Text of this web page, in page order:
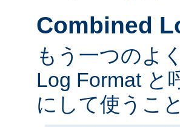
Combined
もう一つのよ
Log Format と
にして使うこ